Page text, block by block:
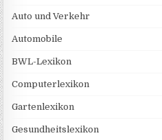
Auto und Verkehr
Automobile
BWL-Lexikon
Computerlexikon
Gartenlexikon
Gesundheitslexikon